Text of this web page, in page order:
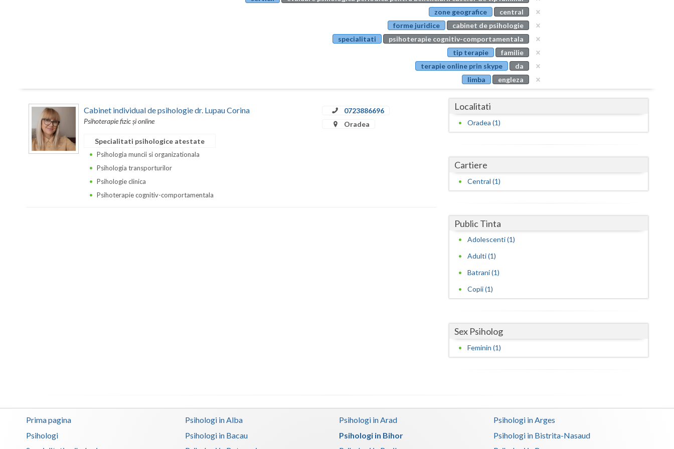
Buzau
Calarasi
Caras-Severin
Cluj
Constanta
Olt
Prahova
Salaj
zone geografice
central
forme juridice
cabinet de psihologie
specialitati
psihoterapie cognitiv-comportamentala
tip terapie
familie
terapie online prin skype
da
limba
engleza
Cabinet individual de psihologie dr. Lupau Corina
Psihoterapie fizic și online
0723886696
Oradea
Specialitati psihologice atestate
Psihologia muncii si organizationala
Psihologia transporturilor
Psihologie clinica
Psihoterapie cognitiv-comportamentala
Localitati
Oradea (1)
Cartiere
Central (1)
Public Tinta
Adolescenti (1)
Adulti (1)
Batrani (1)
Copii (1)
Sex Psiholog
Feminin (1)
Prima pagina
Psihologi
Psihologi in Alba Psihologi in Arad
Psihologi in Arges
Psihologi in Bacau
Psihologi in Bihor
Psihologi in Bistrita-Nasaud